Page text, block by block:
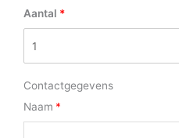
Aantal
Contactgegevens
Naam